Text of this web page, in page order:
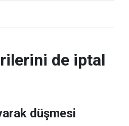
de iptal
düşmesi